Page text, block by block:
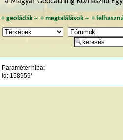
+ geoládák~ +megtalálások ~ +
Paraméter hiba:
id: 158959/